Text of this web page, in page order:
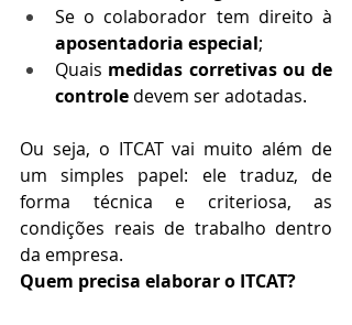
aposentadoria especial;
Quais medidas corretivas ou de
controle devem ser adotadas.
Ou seja, o ITCAT vai muito além de
um simples papel: ele traduz, de
forma técnica e criteriosa, as
condições reais de trabalho dentro
da empresa.
Quem precisa elaborar o ITCAT?